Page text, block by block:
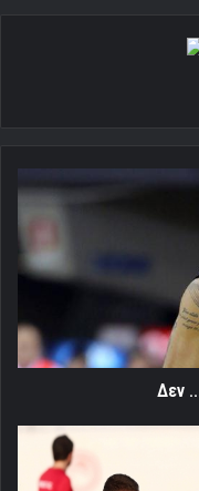
ο
Γκριν!
Δεν
Αυτοί
Πορτογαλία